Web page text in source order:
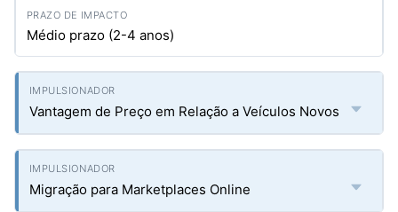
Médio prazo (2-4 anos)
Vantagem de Preço em Relação a Veículos Novos
Migração para Marketplaces Online